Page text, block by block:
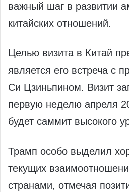
важный шаг в развитии
китайских отношений.
Целью визита в Китай
является его встреча с
Си Цзиньпином. Визит
первую неделю апреля
будет саммит высокого
Трамп особо выделил
текущих
странами, отмечая